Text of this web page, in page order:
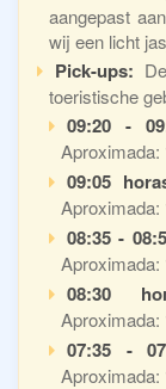
aangepast
wij een licht
Pick-ups:
toeristische
09:20 -
Aproximada:
09:05
Aproximada:
08:35 -
Aproximada:
08:30
Aproximada:
07:35 -
Aproximada: